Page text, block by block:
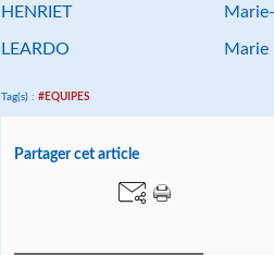
HENRIET
LEARDO Marie
Tag(s) : #EQUIPES
Partager cet article